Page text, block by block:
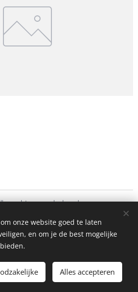
aan de winkelwagen
rechten voorbehouden
Frando Bv
Cookies
onze website goed te laten
en om je de best mogelijke
Alles accepteren